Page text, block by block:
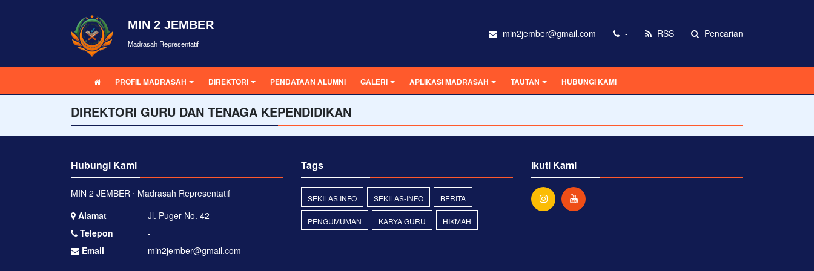
MIN 2 JEMBER
Madrasah Representatif
min2jember@gmail.com - RSS Pencarian
PROFIL MADRASAH DIREKTORI PENDATAAN ALUMNI GALERI APLIKASI MADRASAH TAUTAN HUBUNGI KAMI
DIREKTORI GURU DAN TENAGA KEPENDIDIKAN
Hubungi Kami
MIN 2 JEMBER ⋅ Madrasah Representatif
Alamat
Jl. Puger No. 42
Telepon
-
Email
min2jember@gmail.com
Tags
SEKILAS INFO SEKILAS-INFO BERITA
PENGUMUMAN KARYA GURU HIKMAH
Ikuti Kami